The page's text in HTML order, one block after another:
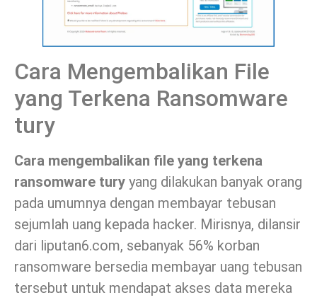
Cara Mengembalikan File
yang Terkena Ransomware
tury
Cara mengembalikan file yang terkena
ransomware tury yang dilakukan banyak orang
pada umumnya dengan membayar tebusan
sejumlah uang kepada hacker. Mirisnya, dilansir
dari liputan6.com, sebanyak 56% korban
ransomware bersedia membayar uang tebusan
tersebut untuk mendapat akses data mereka